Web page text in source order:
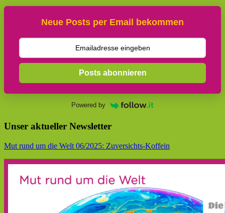
Neue Posts per Email bekommen
Posts abonnieren
Powered by
Unser aktueller Newsletter
Mut rund um die Welt 06/2025: Zuversichts-Koffein